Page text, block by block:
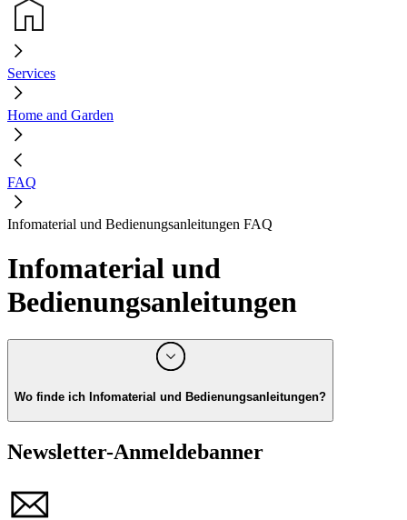
Services
Home and Garden
FAQ
Infomaterial und Bedienungsanleitungen FAQ
Infomaterial und
Bedienungsanleitungen
Wo finde ich Infomaterial und Bedienungsanleitungen?
Informationen zu unseren Produkten, Datenblättern,
Angeboten und Rechtlichen Bedingungen finden Sie hier
> Zu den Downloads
Newsletter-Anmeldebanner